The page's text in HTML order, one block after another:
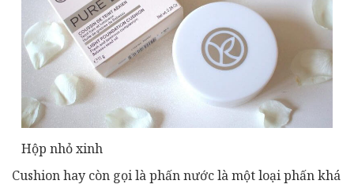
Hộp nhỏ xinh
Cushion hay còn gọi là phấn nước là một loại phấn khá